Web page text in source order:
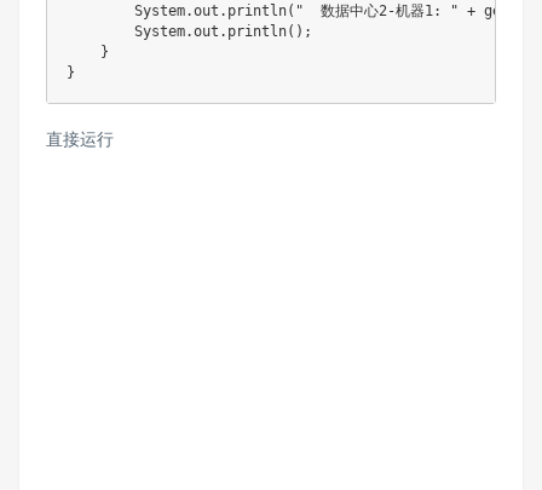
System.out.println("  数据中心2-机器1: " +
        System.out.println();
    }
直接运行